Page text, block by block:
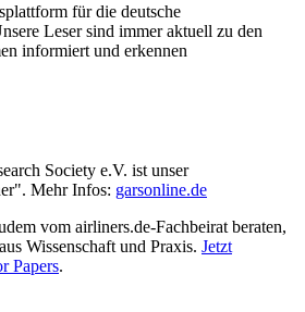
für die deutsche
Leser sind immer aktuell zu den
informiert und erkennen
Society e.V. ist unser
Mehr Infos: garsonline.de
vom airliners.de-Fachbeirat beraten,
Wissenschaft und Praxis. Jetzt
Papers.